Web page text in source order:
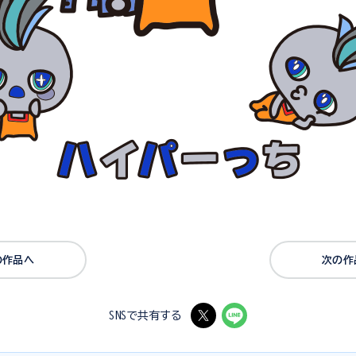
作品へ 次の作
SNSで共有する